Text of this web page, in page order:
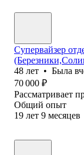
Супервайзер
48 лет • Была
70 000 ₽
Рассматривает
Общий опыт
19 лет 9 месяцев